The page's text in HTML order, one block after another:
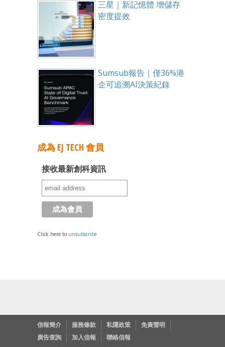
三星｜新記憶體 增儲存
密度提效
Sumsub報告｜僅36%港
企可追溯AI決策紀錄
成為 EJ TECH 會員
接收最新創科資訊
Click here to unsubscribe
信報簡介 服務條款 私隱政策
免責聲明
廣告查詢
加入信報 聯絡信報